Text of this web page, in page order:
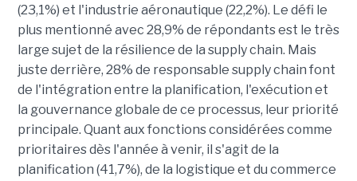
(23,1%) et l'industrie aéronautique (22,2%). Le défi le
plus mentionné avec 28,9% de répondants est le très
large sujet de la résilience de la supply chain. Mais
juste derrière, 28% de responsable supply chain font
de l'intégration entre la planification, l'exécution et
la gouvernance globale de ce processus, leur priorité
principale. Quant aux fonctions considérées comme
prioritaires dès l'année à venir, il s'agit de la
planification (41,7%), de la logistique et du commerce